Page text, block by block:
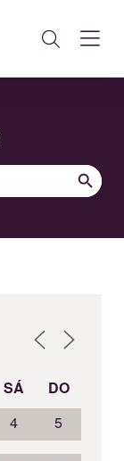
BOTÓN DE
SÁ
DO
4 5